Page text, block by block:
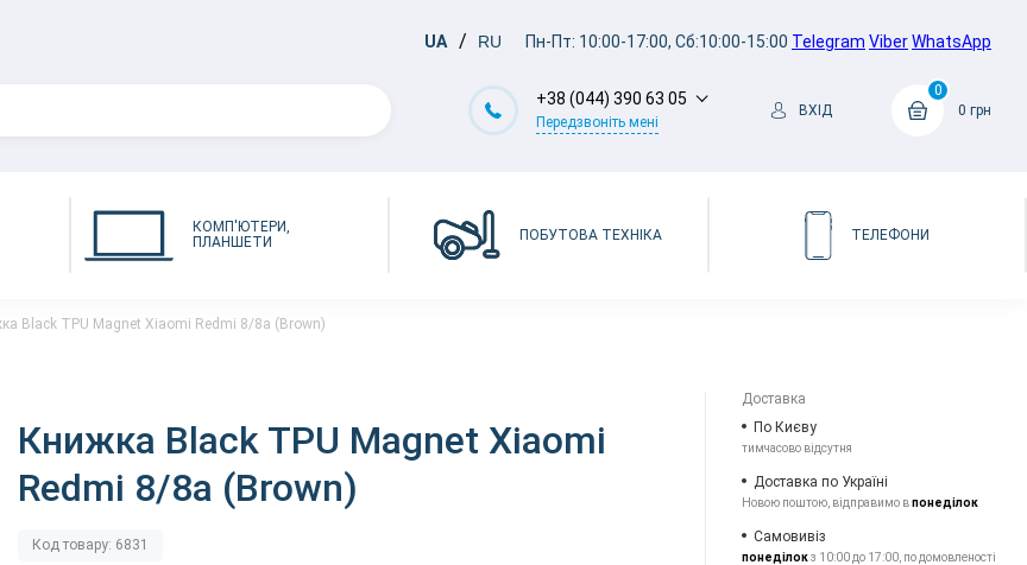
UA RU Пн-Пт: 10:00-17:00, Сб:10:00-15:00 Telegram ViberWhatsApp
+38 (044) 390 63 05
Передзвоніть мені
ВХІД
0
0 грн
КОМП'ЮТЕРИ,
ПЛАНШЕТИ
ПОБУТОВА ТЕХНІКА ТЕЛЕФОНИ
Black TPU Magnet Xiaomi Redmi 8/8a (Brown)
Книжка Black TPU Magnet Xiaomi
Redmi 8/8a (Brown)
Код товару: 6831
Доставка
По Києву
тимчасово відсутня
Доставка по Україні
Новою поштою, відправимо впонеділок
Самовивіз
понеділокз 10:00 до 17:00, по домовленості